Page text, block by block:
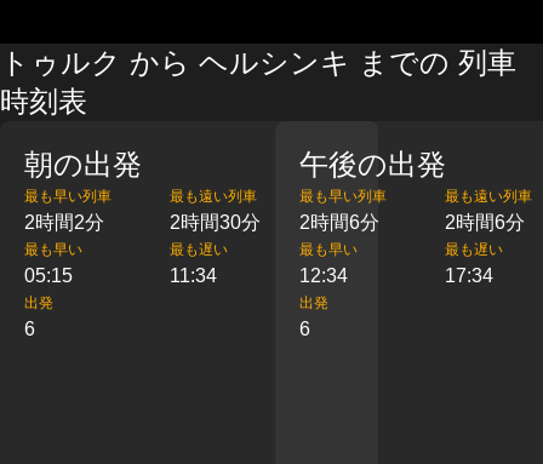
トゥルク から ヘルシンキ までの 列車
時刻表
朝の出発
最も早い列車
2時間2分
最も遠い列車
2時間30分
最も早い
05:15
最も遅い
11:34
出発
6
午後の出発
最も早い列車
2時間6分
最も遠い列車
2時間6分
最も早い
12:34
最も遅い
17:34
出発
6